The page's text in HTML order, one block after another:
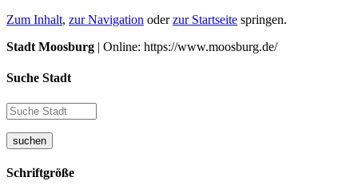
Zum Inhalt, zur Navigation oderzur Startseite springen.
Stadt Moosburg | Online: https://www.moosburg.de/
Suche Stadt
suchen
Schriftgröße